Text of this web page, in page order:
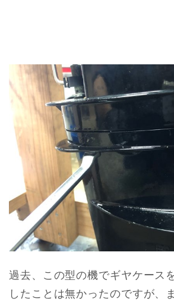
過去、この型の機でギヤケース
したことは無かったのですが、